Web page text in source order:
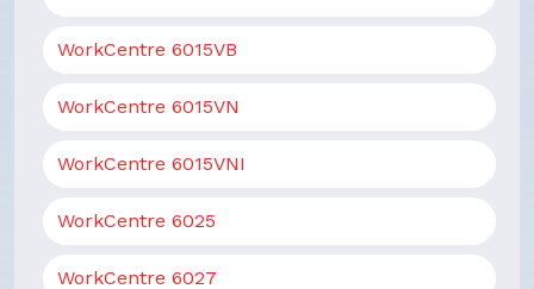
WorkCentre 6015VB
WorkCentre 6015VN
WorkCentre 6015VNI
WorkCentre 6025
WorkCentre 6027